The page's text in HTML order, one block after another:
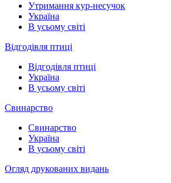
Утримання кур-несучок
Україна
В усьому світі
Відгодівля птиці
Відгодівля птиці
Україна
В усьому світі
Свинарство
Свинарство
Україна
В усьому світі
Огляд друкованих видань